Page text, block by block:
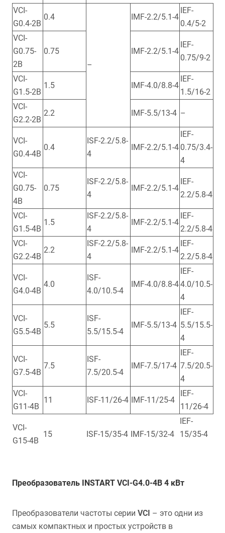
VCI-
G0.4-2B
0.4
–
IMF-2.2/5.1-4
IEF-
0.4/5-2
VCI-
G0.75-
2B
0.75 IMF-2.2/5.1-4
IEF-
0.75/9-2
VCI-
G1.5-2B
1.5 IMF-4.0/8.8-4
IEF-
1.5/16-2
VCI-
G2.2-2B
2.2 IMF-5.5/13-4 –
VCI-
G0.4-4B
0.4
ISF-2.2/5.8-
4
IMF-2.2/5.1-4
IEF-
0.75/3.4-
4
VCI-
G0.75-
4B
0.75
ISF-2.2/5.8-
4
IMF-2.2/5.1-4
IEF-
2.2/5.8-4
VCI-
G1.5-4B
1.5
ISF-2.2/5.8-
4
IMF-2.2/5.1-4
IEF-
2.2/5.8-4
VCI-
G2.2-4B
2.2
ISF-2.2/5.8-
4
IMF-2.2/5.1-4
IEF-
2.2/5.8-4
VCI-
G4.0-4B
4.0
ISF-
4.0/10.5-4
IMF-4.0/8.8-4
IEF-
4.0/10.5-
4
VCI-
G5.5-4B
5.5
ISF-
5.5/15.5-4
IMF-5.5/13-4
IEF-
5.5/15.5-
4
VCI-
G7.5-4B
7.5
ISF-
7.5/20.5-4
IMF-7.5/17-4
IEF-
7.5/20.5-
4
VCI-
G11-4B
11 ISF-11/26-4 IMF-11/25-4
IEF-
11/26-4
VCI-
G15-4B
15 ISF-15/35-4 IMF-15/32-4
IEF-
15/35-4
Преобразователь INSTART VCI-G4.0-4B 4 кВт
Преобразователи частоты серии VCI – это одни из
самых компактных и простых устройств в